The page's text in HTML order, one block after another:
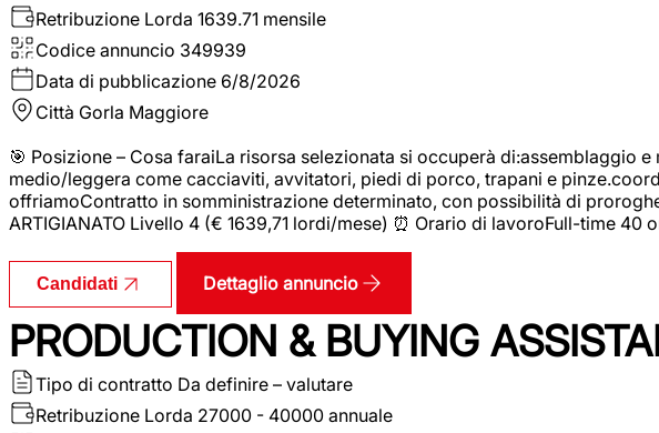
Retribuzione Lorda 1639.71 mensile
Codice annuncio 349939
Data di pubblicazione 6/8/2026
Città Gorla Maggiore
🎯 Posizione – Cosa faraiLa risorsa selezionata si occuperà
medio/leggera come cacciaviti, avvitatori, piedi di porco, trapani e
offriamoContratto in somministrazione determinato, con possibilità di
ARTIGIANATO Livello 4 (€ 1639,71 lordi/mese) ⏰ Orario di lavoroFull-time 40
Candidati Dettaglio annuncio
PRODUCTION & BUYING
Tipo di contratto Da definire – valutare
Retribuzione Lorda 27000 - 40000 annuale